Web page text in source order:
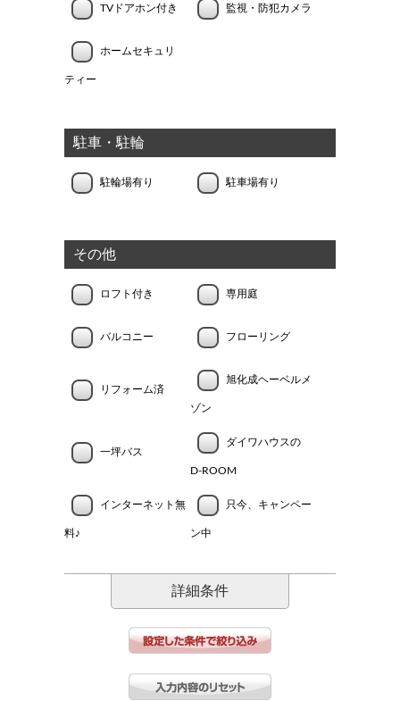
TVドアホン付き 監視・防犯カメラ
ホームセキュリ
ティー
駐車・駐輪
駐輪場有り 駐車場有り
その他
ロフト付き 専用庭
バルコニー フローリング
リフォーム済
旭化成ヘーベルメ
ゾン
一坪バス
ダイワハウスの
D-ROOM
インターネット無
料♪
只今、キャンペー
ン中